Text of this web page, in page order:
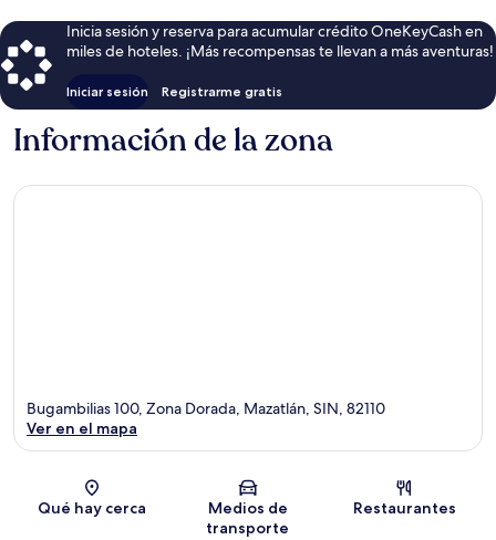
Inicia sesión y reserva para acumular crédito OneKeyCash en
miles de hoteles. ¡Más recompensas te llevan a más aventuras!
Iniciar sesión Registrarme gratis
Información de la zona
Sección del mapa
Bugambilias 100, Zona Dorada, Mazatlán, SIN, 82110
Ver en el mapa
Qué hay cerca
Medios de
transporte
Restaurantes